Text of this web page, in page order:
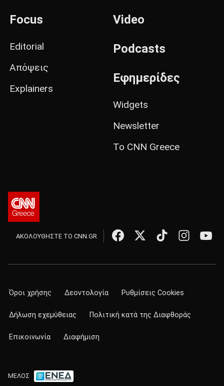
Focus
Editorial
Απόψεις
Explainers
Video
Podcasts
Εφημερίδες
Widgets
Newsletter
Το CNN Greece
ΑΚΟΛΟΥΘΗΣΤΕ ΤΟ CNN.GR
Όροι χρήσης Δεοντολογία Ρυθμίσεις Cookies
Δήλωση εχεμύθειας Πολιτική κατά της Διαφθοράς
Επικοινωνία Διαφήμιση
ΜΕΛΟΣ